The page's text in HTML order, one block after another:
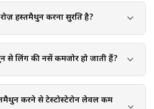
हस्तमैथुन करना सुरक्षित है?
से लिंग की नसें कमजोर हो जाती हैं?
करने से टेस्टोस्टेरोन लेवल कम